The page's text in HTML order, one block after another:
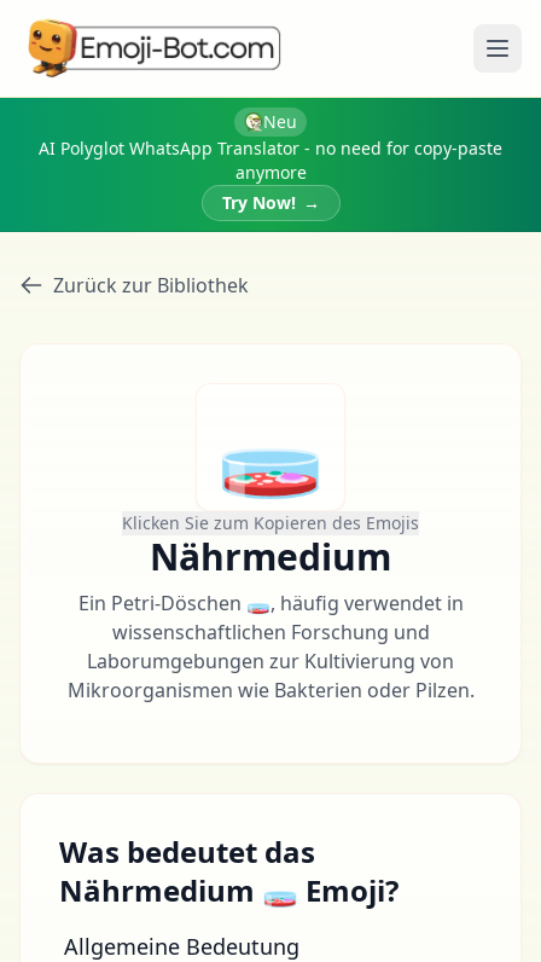
Neu
AI Polyglot WhatsApp Translator - no need for copy-paste
anymore
Try Now! →
Zurück zur Bibliothek
🧫
Klicken Sie zum Kopieren des Emojis
Nährmedium
Ein Petri-Döschen 🧫, häufig verwendet in
wissenschaftlichen Forschung und
Laborumgebungen zur Kultivierung von
Mikroorganismen wie Bakterien oder Pilzen.
Was bedeutet das
Nährmedium 🧫 Emoji?
Allgemeine Bedeutung